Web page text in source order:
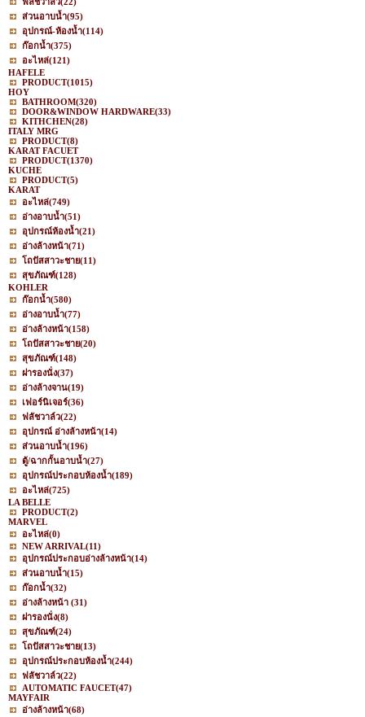
ส่วนอาบน้ำ(95)
อุปกรณ์-ห้องน้ำ(114)
ก๊อกน้ำ(375)
อะไหล่(121)
HAFELE
PRODUCT(1015)
HOY
BATHROOM(320)
DOOR&WINDOW HARDWARE(33)
KITHCHEN(28)
ITALY MRG
PRODUCT(8)
KARAT FACUET
PRODUCT(1370)
KUCHE
PRODUCT(5)
KARAT
อะไหล่(749)
อ่างอาบน้ำ(51)
อุปกรณ์ห้องน้ำ(21)
อ่างล้างหน้า(71)
โถปัสสาวะชาย(11)
สุขภัณฑ์(128)
KOHLER
ก๊อกน้ำ(580)
อ่างอาบน้ำ(77)
อ่างล้างหน้า(158)
โถปัสสาวะชาย(20)
สุขภัณฑ์(148)
ฝารองนั่ง(37)
อ่างล้างจาน(19)
เฟอร์นิเจอร์(36)
ฟลัชวาล์ว(22)
อุปกรณ์ อ่างล้างหน้า(14)
ส่วนอาบน้ำ(196)
ตู้/ฉากกั้นอาบน้ำ(27)
อุปกรณ์ประกอบห้องน้ำ(189)
อะไหล่(725)
LA BELLE
PRODUCT(2)
MARVEL
อะไหล่(0)
NEW ARRIVAL(11)
อุปกรณ์ประกอบอ่างล้างหน้า(14)
ส่วนอาบน้ำ(15)
ก๊อกน้ำ(32)
อ่างล้างหน้า (31)
ฝารองนั่ง(8)
สุขภัณฑ์(24)
โถปัสสาวะชาย(13)
อุปกรณ์ประกอบห้องน้ำ(244)
ฟลัชวาล์ว(22)
AUTOMATIC FAUCET(47)
MAYFAIR
อ่างล้างหน้า(68)